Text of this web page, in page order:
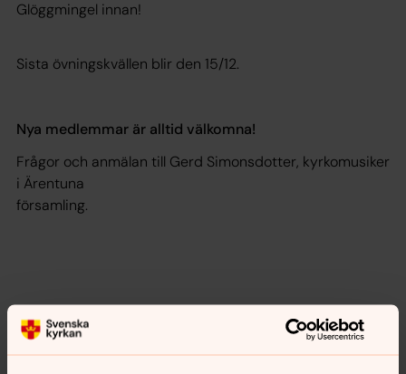
Glöggmingel innan!
Sista övningskvällen blir den 15/12.
Nya medlemmar är alltid välkomna!
Frågor och anmälan till Gerd Simonsdotter, kyrkomusiker
i Ärentuna
församling.